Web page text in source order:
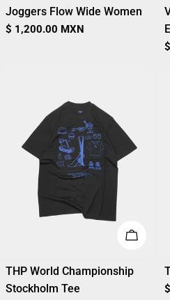
Joggers Flow Wide Women
Precio
$ 1,200.00 MXN
ELIGE
THP World Championship
Stockholm Tee